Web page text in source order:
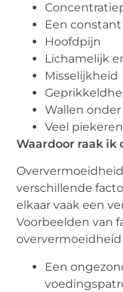
Een
Hoofdpijn
Lichamelijk
Misselijkheid
Wallen
Veel piekeren
Waardoor raak ik
verschillende
elkaar vaak een
Voorbeelden van
oververmoeidheid
Een